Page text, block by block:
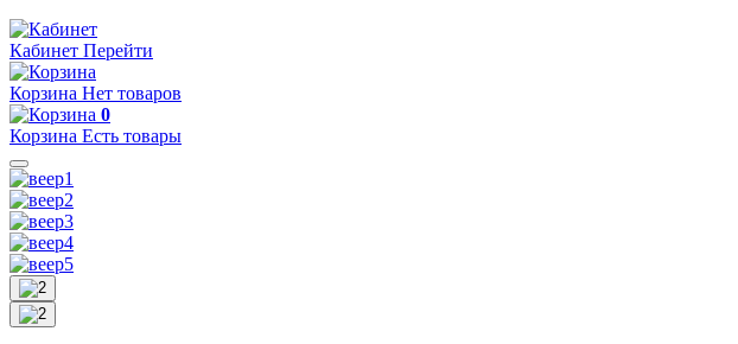
Кабинет Перейти
Корзина Нет товаров
0
Корзина Есть товары